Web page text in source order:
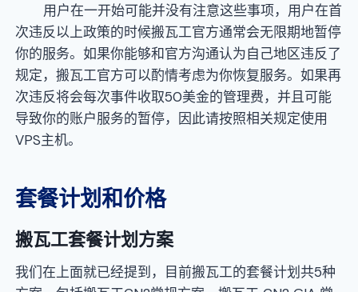
用户在一开始可能并没有注意这些事项，用户在首
次违反以上政策的时候搬瓦工官方通常会无限期地暂停
你的服务。如果你能够和官方沟通认为自己地区违反了
规定，搬瓦工官方可以酌情考虑为你恢复服务。如果再
次违反将会每次事件收取50美金的管理费，并且可能
导致你的账户服务的暂停，因此请按照相关规定使用
VPS主机。
套餐计划和价格
搬瓦工套餐计划方案
我们在上面就已经提到，目前搬瓦工的套餐计划共5种